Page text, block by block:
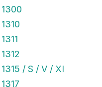
/ S / V / XI